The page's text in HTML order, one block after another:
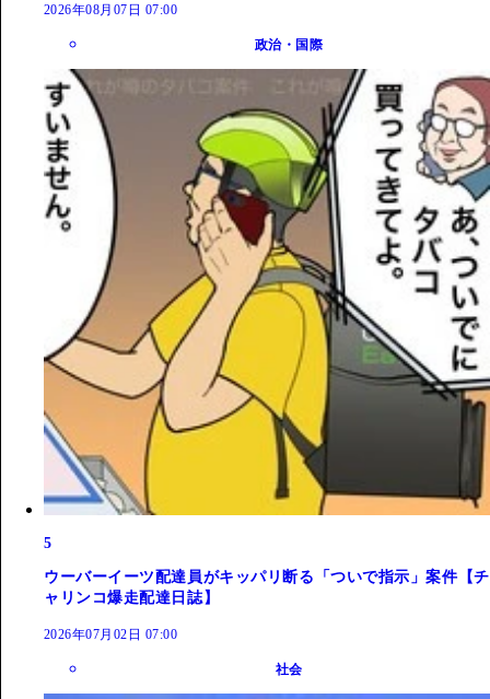
2026年08月07日 07:00
政治・国際
5
ウーバーイーツ配達員がキッパリ断る「ついで指示」案件【チ
ャリンコ爆走配達日誌】
2026年07月02日 07:00
社会